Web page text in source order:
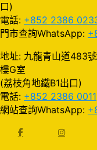
口)
電話: +852 2386
門市查詢WhatsApp:
地址: 九龍青山道483
樓G室
(荔枝角地鐵B1出口)
電話: +852 2386 0011
網站查詢WhatsApp: